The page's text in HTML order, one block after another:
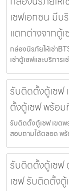
เซฟเอกชน มีบ
แตกต่างจากตู้
กล่องนิรภัยให้เช่า
เช่าตู้เซฟและบริกา
รับติดตั้งตู้เซฟ
ตั้งตู้เซฟ พร้อ
รับติดตั้งตู้เซฟ เขต
สอบถามได้ตลอด พ
รับติดตั้งตู้เซฟ
เซฟ รับติดตั้ง